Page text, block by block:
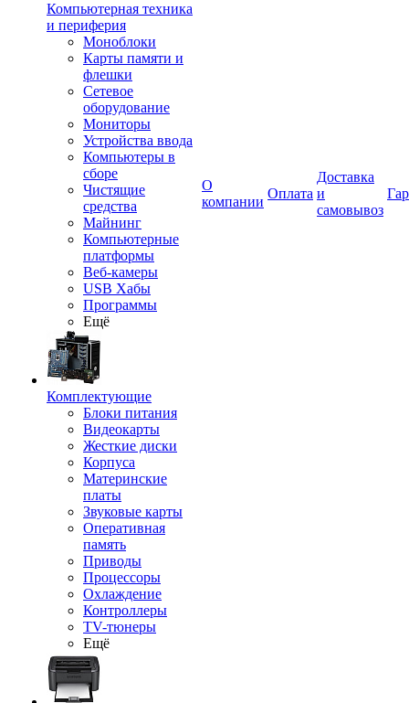
Компьютерная техника
и периферия
Моноблоки
Карты памяти и
флешки
Сетевое
оборудование
Мониторы
Устройства ввода
Компьютеры в
сборе
Чистящие
средства
Майнинг
Компьютерные
платформы
Веб-камеры
USB Хабы
Программы
Ещё
Комплектующие
Блоки питания
Видеокарты
Жесткие диски
Корпуса
Материнские
платы
Звуковые карты
Оперативная
память
Приводы
Процессоры
Охлаждение
Контроллеры
TV-тюнеры
Ещё
О
компании
Оплата
Доставка
и
самовывоз